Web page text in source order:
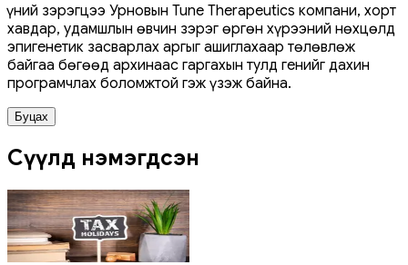
Үүний зэрэгцээ Урновын Tune Therapeutics компани, хорт
хавдар, удамшлын өвчин зэрэг өргөн хүрээний нөхцөлд
эпигенетик засварлах аргыг ашиглахаар төлөвлөж
байгаа бөгөөд архинаас гаргахын тулд генийг дахин
програмчлах боломжтой гэж үзэж байна.
Буцах
Сүүлд нэмэгдсэн